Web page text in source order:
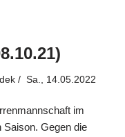
Sa., 14.05.2022
im
Saison. Gegen die